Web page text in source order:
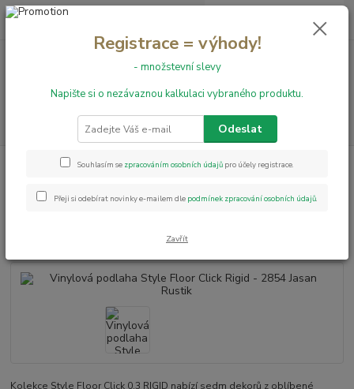
+420 731 199 591 0,00 Kč
Vinylové podlahy
Vinylová podlaha Style Floor Click Rigid - 2854
Vinylová podlaha Style Floor
Click Rigid - 2854 Jasan Rustik
Kolekce Style Floor Click 0,3 RIGID nabízí sedm dekorů z oblíbené
Registrace = výhody!
- množstevní slevy
Napište si o nezávaznou kalkulaci vybraného produktu.
Odeslat
Souhlasím se zpracováním osobních údajů pro účely registrace.
Přeji si odebírat novinky e-mailem dle podmínek zpracování osobních údajů.
Zavřít